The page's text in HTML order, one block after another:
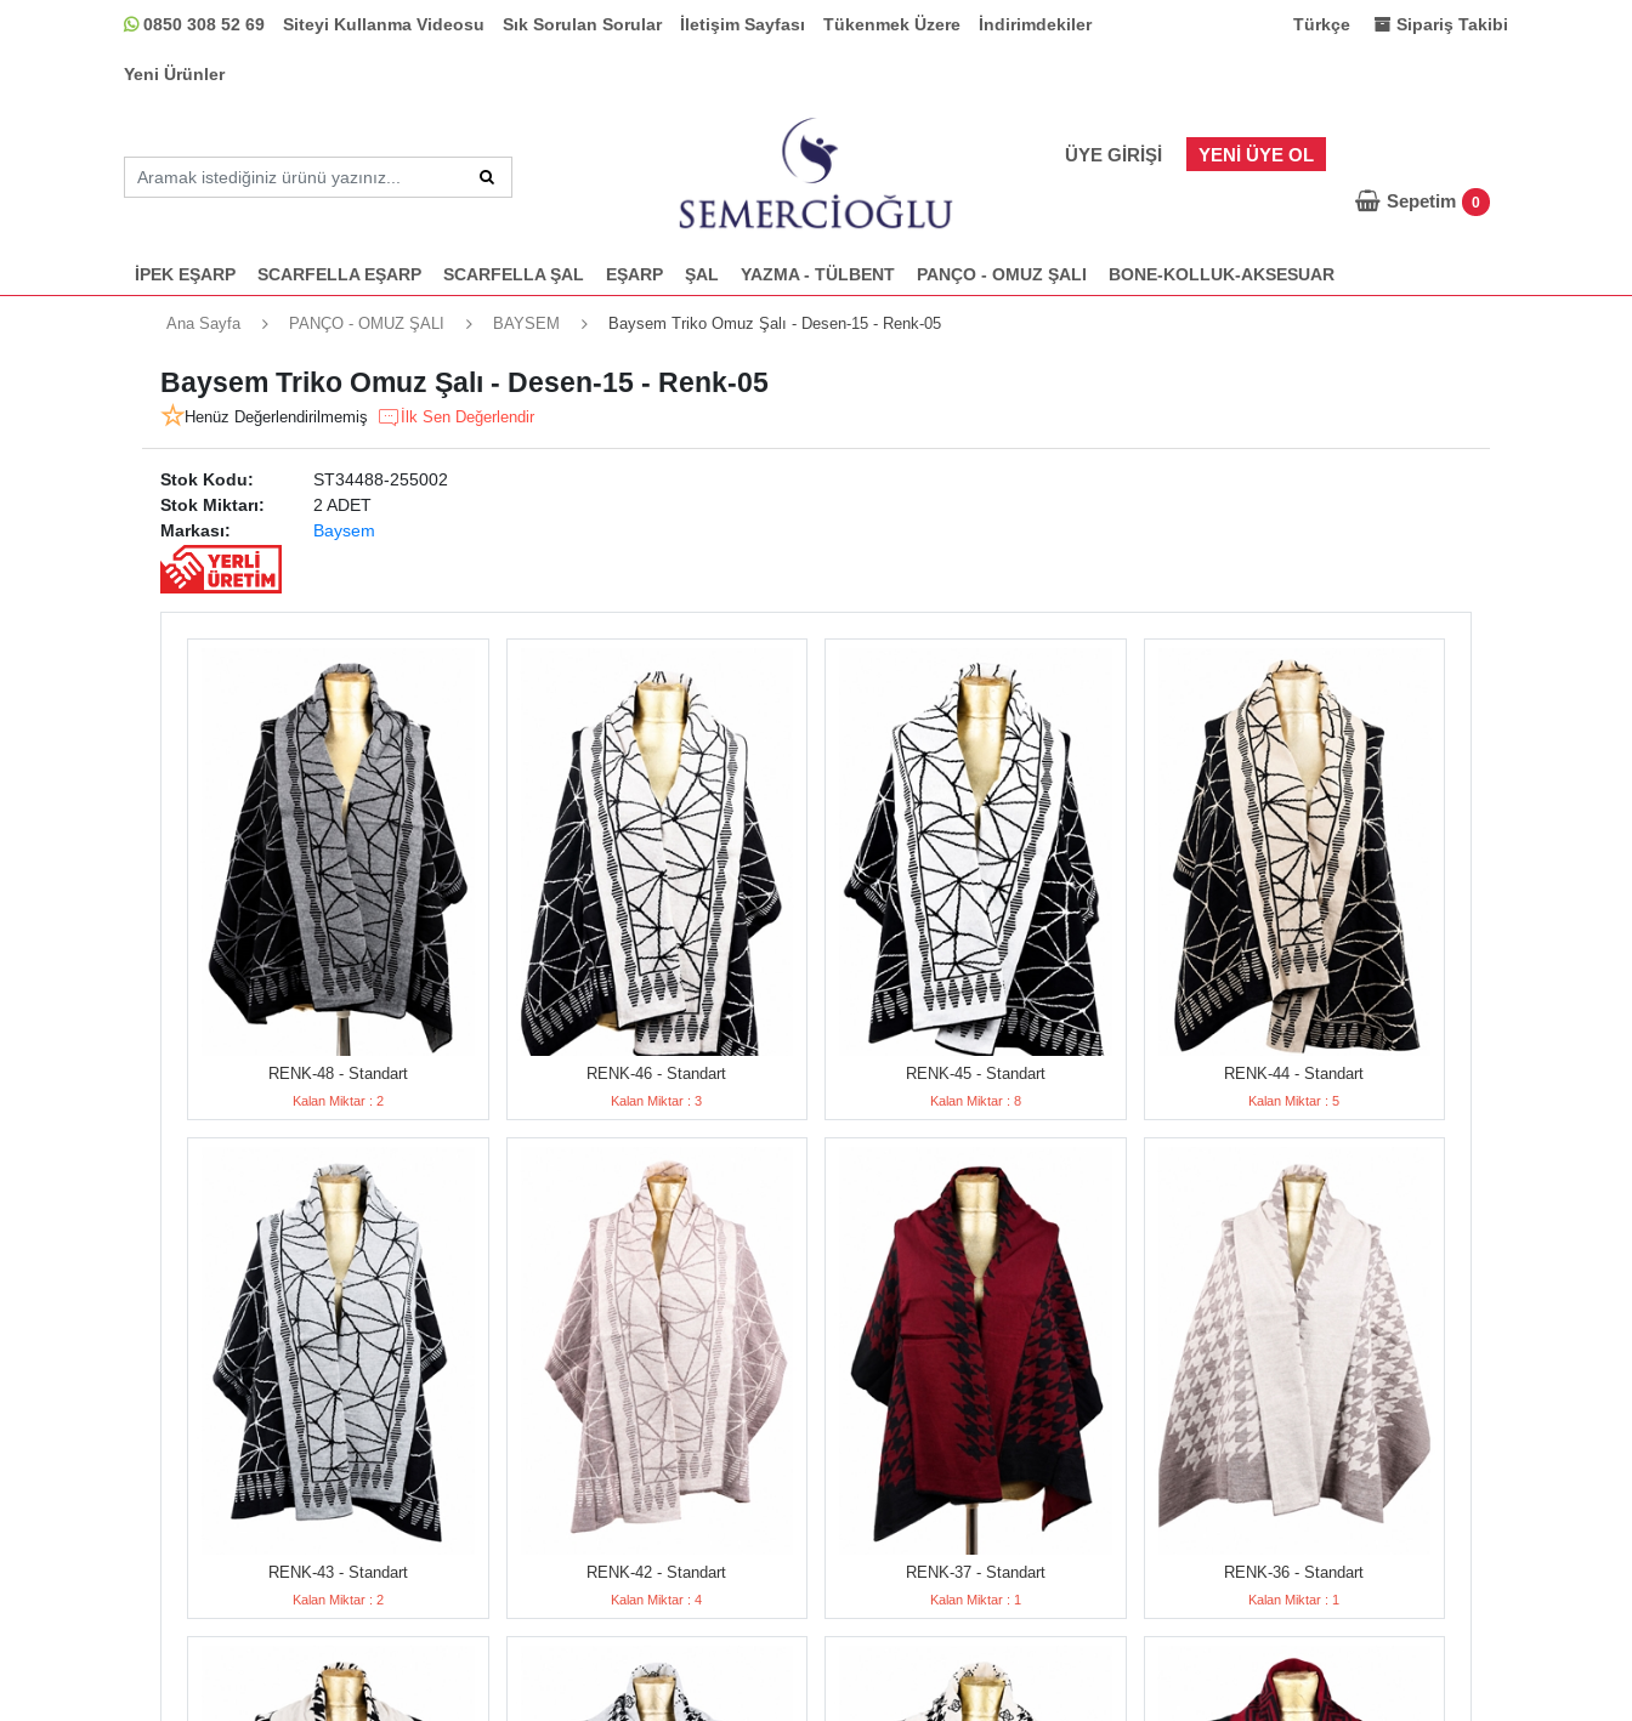
0850 308 52 69 Siteyi Kullanma Videosu Sık Sorulan Sorular İletişim Sayfası Tükenmek Üzere İndirimdekiler
Yeni Ürünler
Sipariş Takibi
Türkçe
ÜYE GIRIŞI YENI ÜYE OL
Sepetim 0
İPEK EŞARP SCARFELLA EŞARP SCARFELLA ŞAL EŞARP ŞAL YAZMA - TÜLBENT PANÇO - OMUZ ŞALI BONE-KOLLUK-AKSESUAR
Ana Sayfa PANÇO - OMUZ ŞALI BAYSEM Baysem Triko Omuz Şalı - Desen-15 - Renk-05
Baysem Triko Omuz Şalı - Desen-15 - Renk-05
Henüz Değerlendirilmemiş İlk Sen Değerlendir
Stok Kodu:
ST34488-255002
Stok Miktarı:
2 ADET
Markası:
Baysem
RENK-48 - Standart
Kalan Miktar : 2
RENK-46 - Standart
Kalan Miktar : 3
RENK-45 - Standart
Kalan Miktar : 8
RENK-44 - Standart
Kalan Miktar : 5
RENK-43 - Standart
Kalan Miktar : 2
RENK-42 - Standart
Kalan Miktar : 4
RENK-37 - Standart
Kalan Miktar : 1
RENK-36 - Standart
Kalan Miktar : 1